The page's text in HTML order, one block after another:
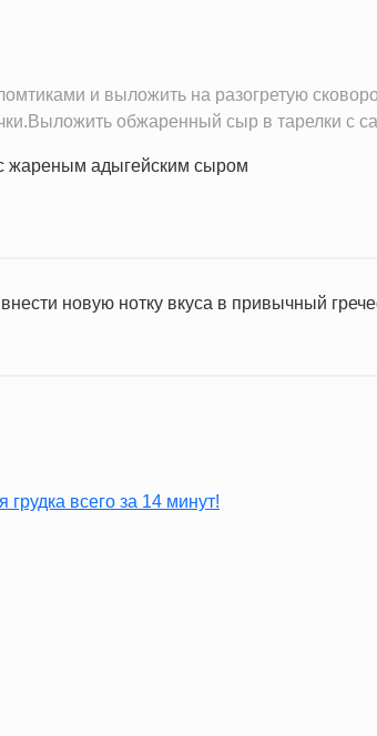
и выложить на разогретую
обжаренный сыр в тарелки с
новую нотку вкуса в привычный